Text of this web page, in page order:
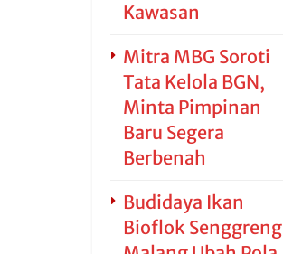
Kawasan
Mitra MBG Soroti
Tata Kelola BGN,
Minta Pimpinan
Baru Segera
Berbenah
Budidaya Ikan
Bioflok Senggreng